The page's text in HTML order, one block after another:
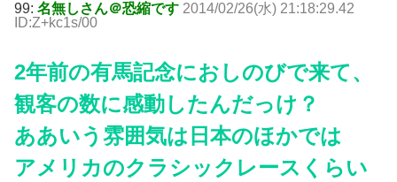
99: 名無しさん＠恐縮です 2014/02/26(水) 21:18:29.42
ID:Z+kc1s/00
2年前の有馬記念におしのびで来て、
観客の数に感動したんだっけ？
ああいう雰囲気は日本のほかでは
アメリカのクラシックレースくらい